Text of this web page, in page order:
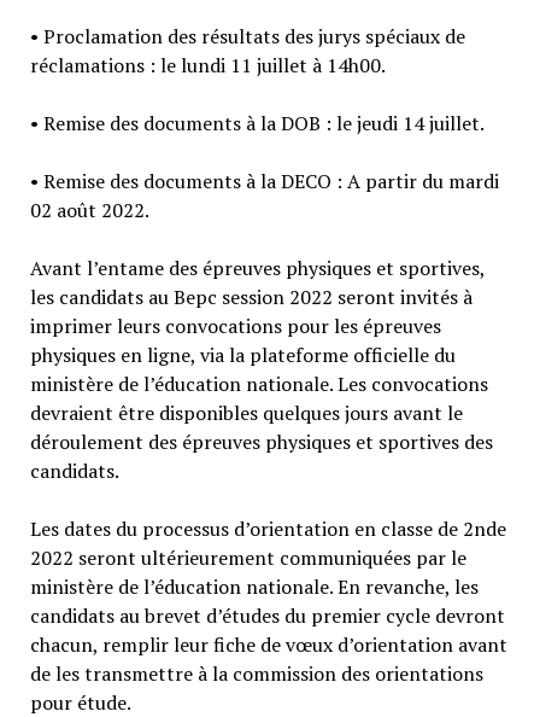
• Proclamation des résultats des jurys spéciaux de
réclamations : le lundi 11 juillet à 14h00.
• Remise des documents à la DOB : le jeudi 14 juillet.
• Remise des documents à la DECO : A partir du mardi
02 août 2022.
Avant l’entame des épreuves physiques et sportives,
les candidats au Bepc session 2022 seront invités à
imprimer leurs convocations pour les épreuves
physiques en ligne, via la plateforme officielle du
ministère de l’éducation nationale. Les convocations
devraient être disponibles quelques jours avant le
déroulement des épreuves physiques et sportives des
candidats.
Les dates du processus d’orientation en classe de 2nde
2022 seront ultérieurement communiquées par le
ministère de l’éducation nationale. En revanche, les
candidats au brevet d’études du premier cycle devront
chacun, remplir leur fiche de vœux d’orientation avant
de les transmettre à la commission des orientations
pour étude.